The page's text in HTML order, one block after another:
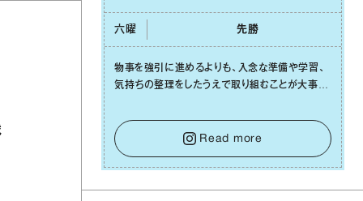
六曜 先勝
物事を強引に進めるよりも、⼊念な準備や学習、
気持ちの整理をしたうえで取り組むことが⼤事な
も焦らないで。意思を伝える⼯夫をしたり、あなた
⾃⾝や疲れていそうな⼈をいたわることに時間を
使いましょう。ここでしっかりとエネルギーを蓄
え、困難を乗り越える⼒に変えましょう。
Read more